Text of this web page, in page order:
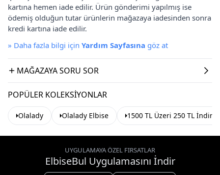
kartına hemen iade edilir. Ürün gönderimi yapılmış ise
ödemiş olduğun tutar ürünlerin mağazaya iadesinden sonra
kredi kartına iade edilir.
» Daha fazla bilgi için Yardım Sayfasına göz at
MAĞAZAYA SORU SOR
POPÜLER KOLEKSIYONLAR
Olalady Olalady Elbise 1500 TL Üzeri 250 TL
UYGULAMAYA ÖZEL FIRSATLAR
ElbiseBul Uygulamasını İndir